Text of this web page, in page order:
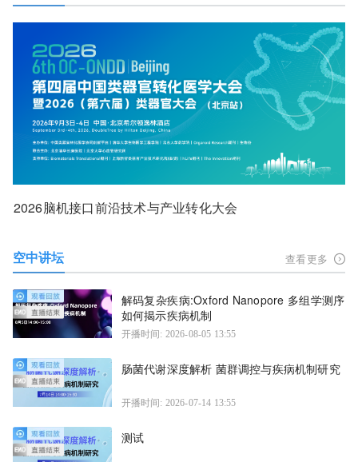
2026脑机接口前沿技术与产业转化大会
空中讲坛 查看更多
解码复杂疾病:Oxford Nanopore 多组学测序
如何揭示疾病机制
开播时间: 2026-08-05 13:55
肠菌代谢深度解析 菌群调控与疾病机制研究
开播时间: 2026-07-14 13:55
测试